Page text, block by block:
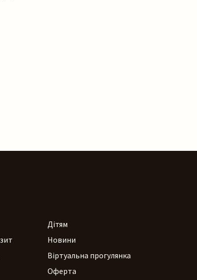
Дітям
Новини
Віртуальна прогулянка
Оферта